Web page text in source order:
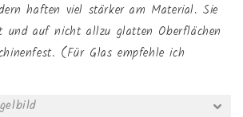
haften viel stärker am Material. Sie
und auf nicht allzu glatten Oberflächen
(Für Glas empfehle ich